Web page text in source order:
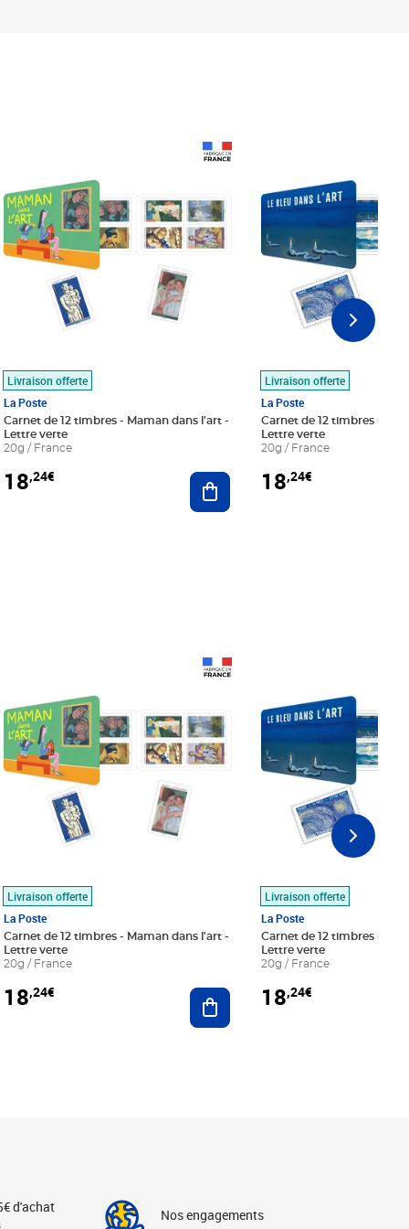
au panier
Livraison offerte
La Poste
Carnet de 12 timbres - Maman dans l'art -
Lettre verte
20g / France
18,24€ Ajouter au panier
Livraison offerte
La Poste
Carnet de 12 timbres - Le
Lettre verte
20g / France
18,24€
au panier
Livraison offerte
La Poste
Carnet de 12 timbres - Maman dans l'art -
Lettre verte
20g / France
18,24€ Ajouter au panier
Livraison offerte
La Poste
Carnet de 12 timbres - Le
Lettre verte
20g / France
18,24€
d'achat Nos engagements